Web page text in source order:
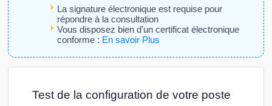
La signature électronique est requise pour
répondre à la consultation
Vous disposez bien d'un certificat électronique
conforme : En savoir Plus
Test de la configuration de votre poste